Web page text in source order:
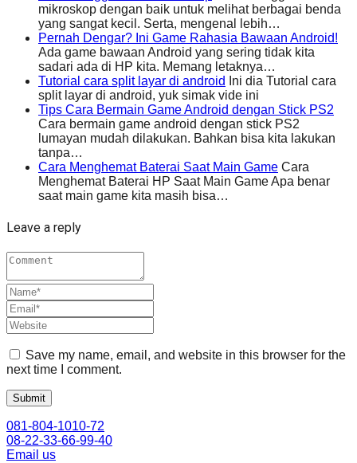
mikroskop dengan baik untuk melihat berbagai benda
yang sangat kecil. Serta, mengenal lebih…
Pernah Dengar? Ini Game Rahasia Bawaan Android!
Ada game bawaan Android yang sering tidak kita
sadari ada di HP kita. Memang letaknya…
Tutorial cara split layar di android
Ini dia Tutorial cara
split layar di android, yuk simak vide ini
Tips Cara Bermain Game Android dengan Stick PS2
Cara bermain game android dengan stick PS2
lumayan mudah dilakukan. Bahkan bisa kita lakukan
tanpa…
Cara Menghemat Baterai Saat Main Game Cara
Menghemat Baterai HP Saat Main Game Apa benar
saat main game kita masih bisa…
Leave a reply
Save my name, email, and website in this browser for the
next time I comment.
081-804-1010-72
08-22-33-66-99-40
Email us